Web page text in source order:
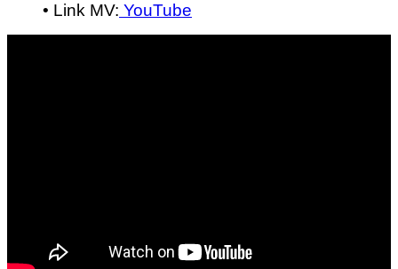
• Link MV: YouTube